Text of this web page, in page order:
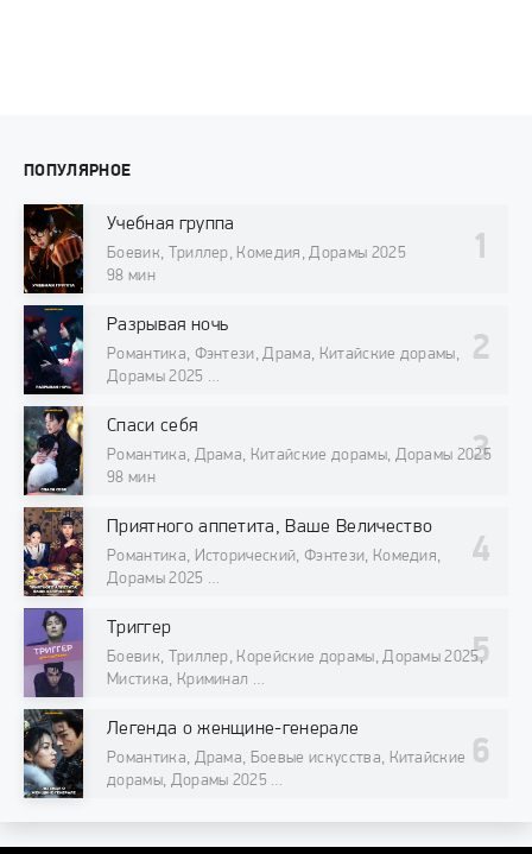
ПОПУЛЯРНОЕ
Учебная группа
Боевик, Триллер, Комедия, Дорамы 2025
98 мин
Разрывая ночь
Романтика, Фэнтези, Драма, Китайские дорамы,
Дорамы 2025
Спаси себя
Романтика, Драма, Китайские дорамы, Дорамы 2025
98 мин
Приятного аппетита, Ваше Величество
Романтика, Исторический, Фэнтези, Комедия,
Дорамы 2025
Триггер
Боевик, Триллер, Корейские дорамы, Дорамы 2025,
Мистика, Криминал
Легенда о женщине-генерале
Романтика, Драма, Боевые искусства, Китайские
дорамы, Дорамы 2025